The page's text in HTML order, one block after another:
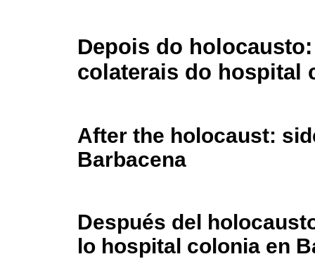
Depois do
colaterais do hospital
After the holocaust:
Barbacena
Después del
lo hospital colonia en